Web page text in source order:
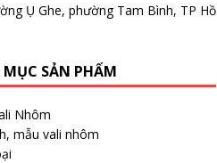
Ụ Ghe, phường Tam Bình, TP Hồ
SẢN PHẨM
Nhôm
mẫu vali nhôm